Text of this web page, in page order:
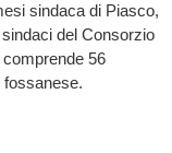
sindaca di Piasco,
del Consorzio
56
fossanese.